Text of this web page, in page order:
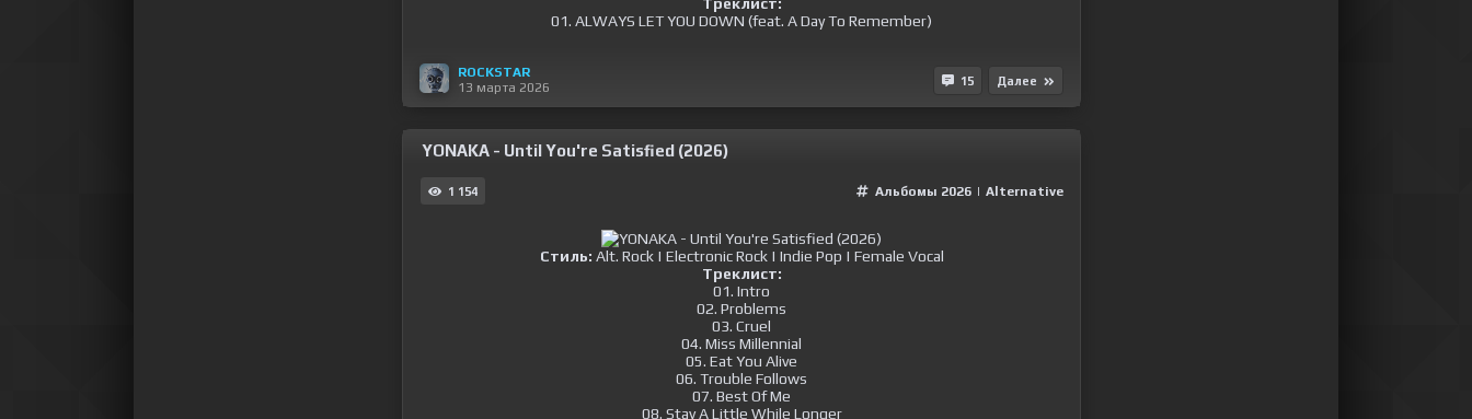
01. ALWAYS LET YOU DOWN (feat. A Day To Remember)
ROCKSTAR
13 марта 2026
15 Далее
YONAKA - Until You're Satisfied (2026)
1 154 Альбомы 2026 | Alternative
Стиль: Alt. Rock | Electronic Rock | Indie Pop | Female Vocal
Треклист:
01. Intro
02. Problems
03. Cruel
04. Miss Millennial
05. Eat You Alive
06. Trouble Follows
07. Best Of Me
08. Stay A Little While Longer